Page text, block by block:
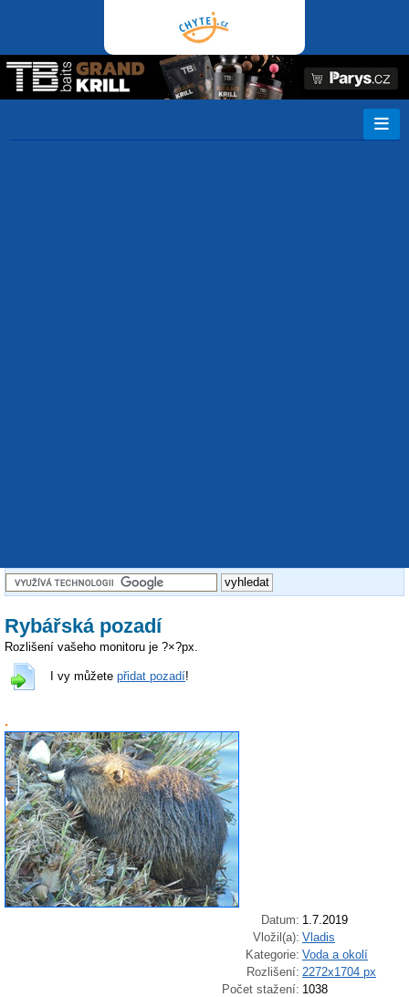
Rybářská pozadí
Rozlišení vašeho monitoru je ?×?px.
I vy můžete přidat pozadí!
.
Datum: 1.7.2019
Vložil(a): Vladis
Kategorie: Voda a okolí
Rozlišení: 2272x1704 px
Počet stažení: 1038